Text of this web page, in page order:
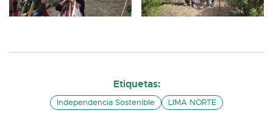
Etiquetas:
Independencia Sostenible LIMA NORTE